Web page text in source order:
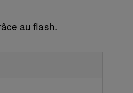
au flash.